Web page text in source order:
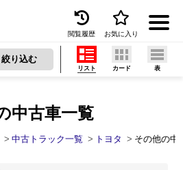
ック買取
ック市とは
閲覧履歴 お気に入り
中古車一覧
絞り込む
リスト カード 表
中古トラック一覧 トヨタ その他の中